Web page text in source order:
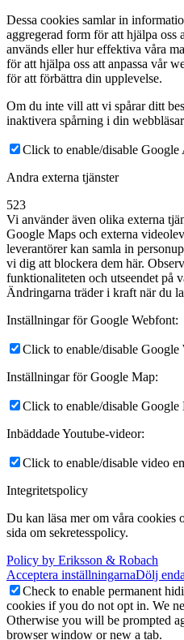
Dessa cookies samlar in
aggregerad form för att hjälpa oss
används eller hur effektiva våra
för att hjälpa oss att anpassa vår
för att förbättra din upplevelse.
Om du inte vill att vi spårar ditt
inaktivera spårning i din
Click to enable/disable
Andra externa tjänster
523
Vi använder även olika externa
Google Maps och externa
leverantörer kan samla in
vi dig att blockera dem här.
funktionaliteten och utseendet på
Ändringarna träder i kraft när du
Inställningar för Google Webfont:
Click to enable/disable Google
Inställningar för Google Map:
Click to enable/disable Google
Inbäddade Youtube-videor:
Click to enable/disable video
Integritetspolicy
Du kan läsa mer om våra cookies
sida om sekretesspolicy.
Policy by Eriksson & Robach
Acceptera inställningarnaDölj
Check to enable permanent
cookies if you do not opt in. We
Otherwise you will be prompted
browser window or new a tab.